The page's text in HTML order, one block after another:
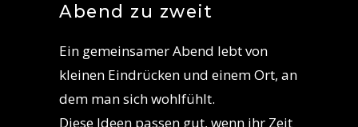
Abend zu zweit
Ein gemeinsamer Abend lebt von
kleinen Eindrücken und einem Ort, an
dem man sich wohlfühlt.
Diese Ideen passen gut, wenn ihr Zeit